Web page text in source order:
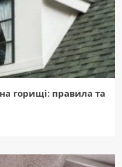
горищі: правила та